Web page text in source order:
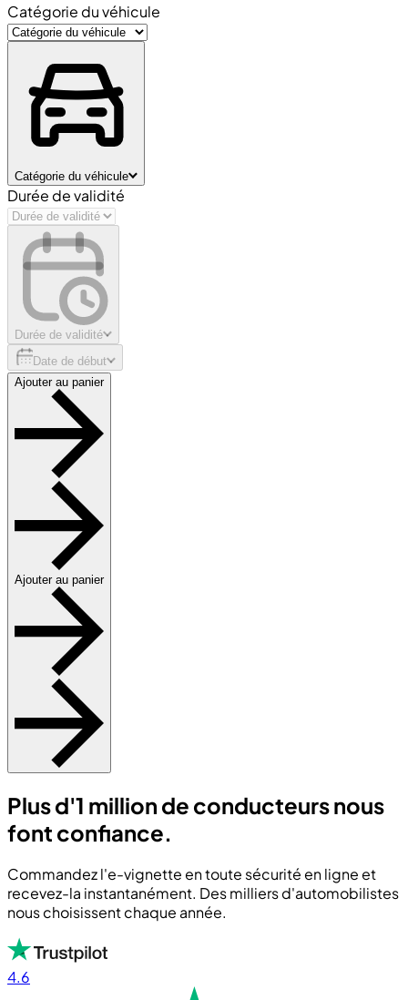
Catégorie du véhicule
Catégorie du véhicule
Durée de validité
Durée de validité
Date de début
Ajouter au panier
Ajouter au panier
Plus d'1 million de conducteurs nous
font confiance.
Commandez l'e-vignette en toute sécurité en ligne et
recevez-la instantanément. Des milliers d'automobilistes
nous choisissent chaque année.
4.6